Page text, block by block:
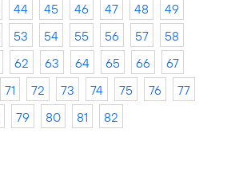
44 45 46 47 48
49
53 54 55 56 57
58
62 63 64 65 66
67
71 72 73 74 75 76
77
79 80 81 82